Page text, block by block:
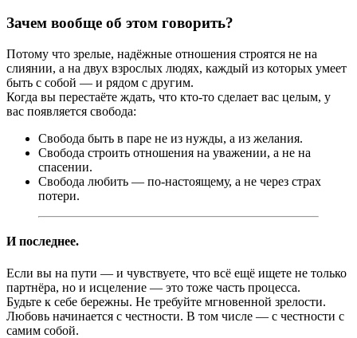
Зачем вообще об этом говорить?
Потому что зрелые, надёжные отношения строятся не на
слиянии, а на двух взрослых людях, каждый из которых умеет
быть с собой — и рядом с другим.
Когда вы перестаёте ждать, что кто-то сделает вас целым, у
вас появляется свобода:
Свобода быть в паре не из нужды, а из желания.
Свобода строить отношения на уважении, а не на
спасении.
Свобода любить — по-настоящему, а не через страх
потери.
И последнее.
Если вы на пути — и чувствуете, что всё ещё ищете не только
партнёра, но и исцеление — это тоже часть процесса.
Будьте к себе бережны. Не требуйте мгновенной зрелости.
Любовь начинается с честности. В том числе — с честности с
самим собой.